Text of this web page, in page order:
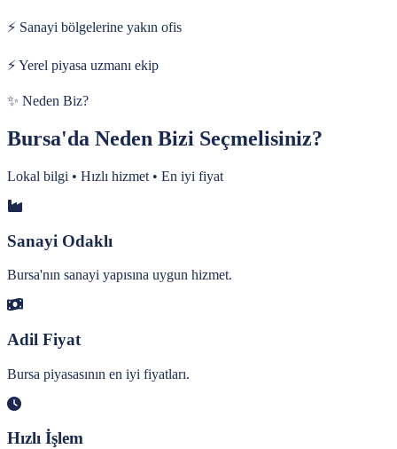
⚡ Sanayi bölgelerine yakın ofis
⚡Yerel piyasa uzmanı ekip
✨ Neden Biz?
Bursa'da Neden Bizi Seçmelisiniz?
Lokal bilgi • Hızlı hizmet • En iyi fiyat
Sanayi Odaklı
Bursa'nın sanayi yapısına uygun hizmet.
Adil Fiyat
Bursa piyasasının en iyi fiyatları.
Hızlı İşlem